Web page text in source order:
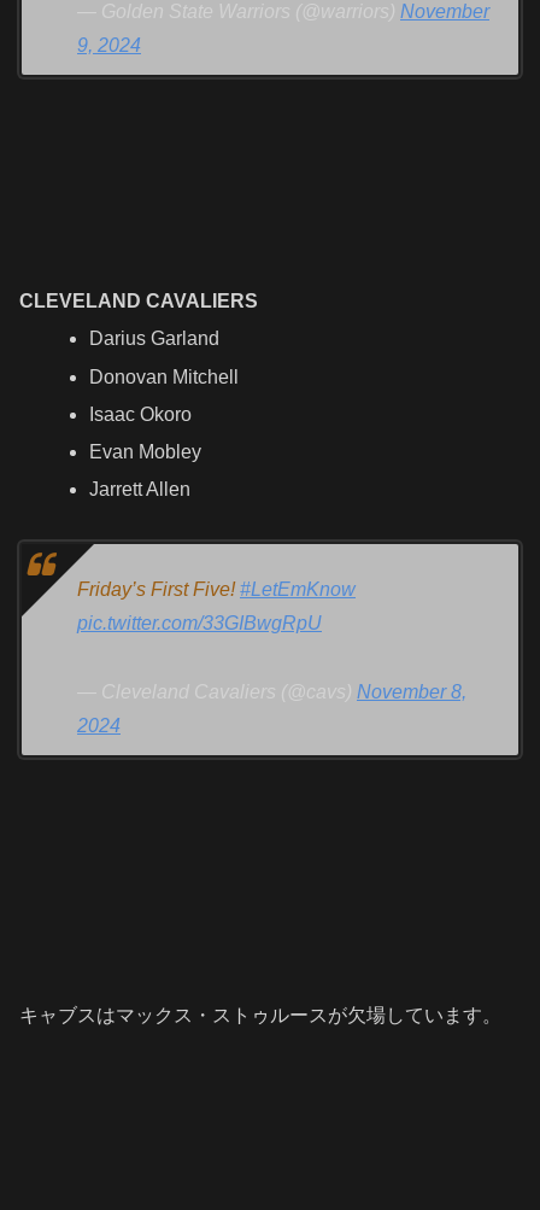
— Golden State Warriors (@warriors) November
9, 2024
CLEVELAND CAVALIERS
Darius Garland
Donovan Mitchell
Isaac Okoro
Evan Mobley
Jarrett Allen
Friday’s First Five!#LetEmKnow
pic.twitter.com/33GIBwgRpU
— Cleveland Cavaliers (@cavs) November 8,
2024
キャブスはマックス・ストゥルースが欠場しています。